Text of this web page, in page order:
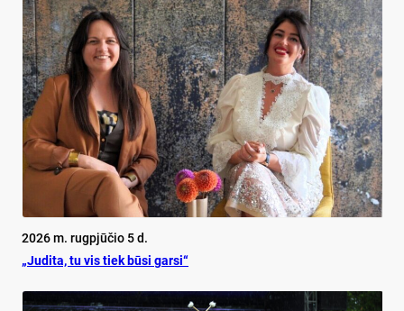
2026 m. rugpjūčio 5 d.
„Judita, tu vis tiek būsi garsi“